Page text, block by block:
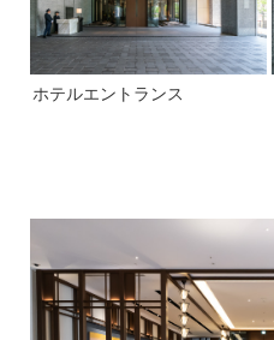
ホテルエントランス